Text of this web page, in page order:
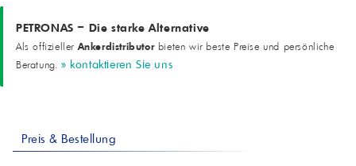
Sulfatasche
0,81 % (ASTM D874)
7,0 mgKOH/g (ASTM D2896)
Pourpoint
-39 °C (ASTM D97)
Hohe Scherstabilität, Oxidationsbeständigkeit, Schutz vor
PETRONAS – Die starke Alternative
Als offiziellerAnkerdistributorbieten wir beste Preise und persönliche
Beratung. » kontaktieren Sie uns
Preis & Bestellung